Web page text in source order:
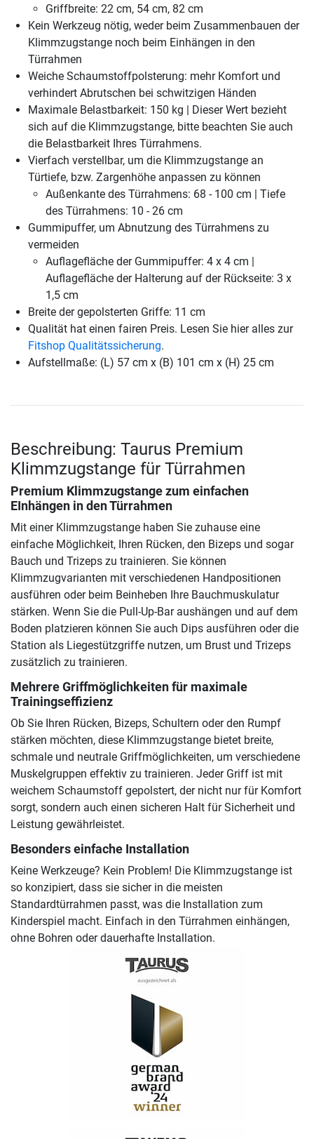
Griffbreite: 22 cm, 54 cm, 82 cm
Kein Werkzeug nötig, weder beim Zusammenbauen der
Klimmzugstange noch beim Einhängen in den
Türrahmen
Weiche Schaumstoffpolsterung: mehr Komfort und
verhindert Abrutschen bei schwitzigen Händen
Maximale Belastbarkeit: 150 kg | Dieser Wert bezieht
sich auf die Klimmzugstange, bitte beachten Sie auch
die Belastbarkeit Ihres Türrahmens.
Vierfach verstellbar, um die Klimmzugstange an
Türtiefe, bzw. Zargenhöhe anpassen zu können
Außenkante des Türrahmens: 68 - 100 cm | Tiefe
des Türrahmens: 10 - 26 cm
Gummipuffer, um Abnutzung des Türrahmens zu
vermeiden
Auflagefläche der Gummipuffer: 4 x 4 cm |
Auflagefläche der Halterung auf der Rückseite: 3 x
1,5 cm
Breite der gepolsterten Griffe: 11 cm
Qualität hat einen fairen Preis. Lesen Sie hier alles zur
Fitshop Qualitätssicherung.
Aufstellmaße: (L) 57 cm x (B) 101 cm x (H) 25 cm
Beschreibung: Taurus Premium
Klimmzugstange für Türrahmen
Premium Klimmzugstange zum einfachen
EInhängen in den Türrahmen
Mit einer Klimmzugstange haben Sie zuhause eine
einfache Möglichkeit, Ihren Rücken, den Bizeps und sogar
Bauch und Trizeps zu trainieren. Sie können
Klimmzugvarianten mit verschiedenen Handpositionen
ausführen oder beim Beinheben Ihre Bauchmuskulatur
stärken. Wenn Sie die Pull-Up-Bar aushängen und auf dem
Boden platzieren können Sie auch Dips ausführen oder die
Station als Liegestützgriffe nutzen, um Brust und Trizeps
zusätzlich zu trainieren.
Mehrere Griffmöglichkeiten für maximale
Trainingseffizienz
Ob Sie Ihren Rücken, Bizeps, Schultern oder den Rumpf
stärken möchten, diese Klimmzugstange bietet breite,
schmale und neutrale Griffmöglichkeiten, um verschiedene
Muskelgruppen effektiv zu trainieren. Jeder Griff ist mit
weichem Schaumstoff gepolstert, der nicht nur für Komfort
sorgt, sondern auch einen sicheren Halt für Sicherheit und
Leistung gewährleistet.
Besonders einfache Installation
Keine Werkzeuge? Kein Problem! Die Klimmzugstange ist
so konzipiert, dass sie sicher in die meisten
Standardtürrahmen passt, was die Installation zum
Kinderspiel macht. Einfach in den Türrahmen einhängen,
ohne Bohren oder dauerhafte Installation.